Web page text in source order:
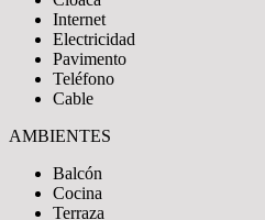
Internet
Electricidad
Pavimento
Teléfono
Cable
AMBIENTES
Balcón
Cocina
Terraza